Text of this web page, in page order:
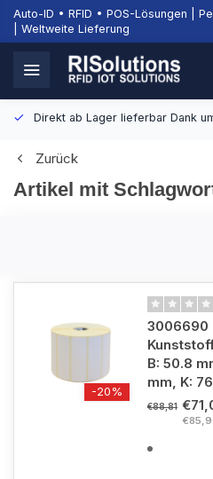
Auto-ID • RFID • POS-Lösungen |
| Weltweite Lieferung
Direkt ab Lager lieferbar Dank
Zurück
Artikel mit
-20%
3006690
B: 50.8
mm, K:
€88,81